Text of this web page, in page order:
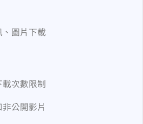
圖片下載
次數限制
公開影片